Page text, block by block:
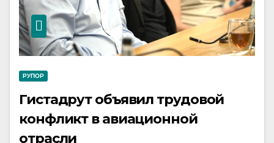
РУПОР
Гистадрут объявил трудовой
конфликт в авиационной
отрасли